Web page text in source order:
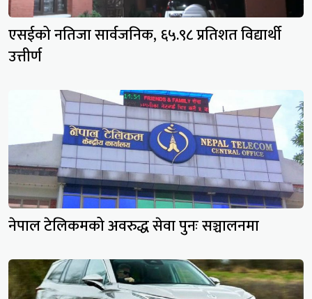
एसईको नतिजा सार्वजनिक, ६५.९८ प्रतिशत विद्यार्थी
उत्तीर्ण
नेपाल टेलिकमको अवरुद्ध सेवा पुनः सञ्चालनमा